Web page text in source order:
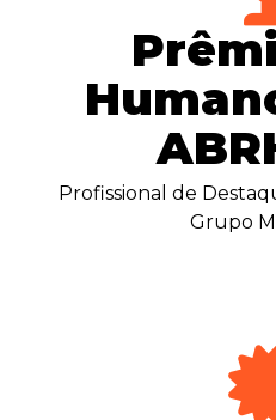
Profissional de
Grupo